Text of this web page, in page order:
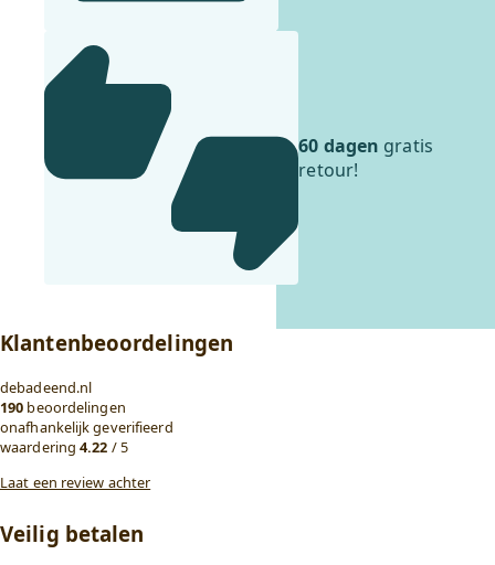
60 dagen gratis
retour!
Klantenbeoordelingen
debadeend.nl
190 beoordelingen
onafhankelijk geverifieerd
waardering4.22 / 5
Laat een review achter
Veilig betalen